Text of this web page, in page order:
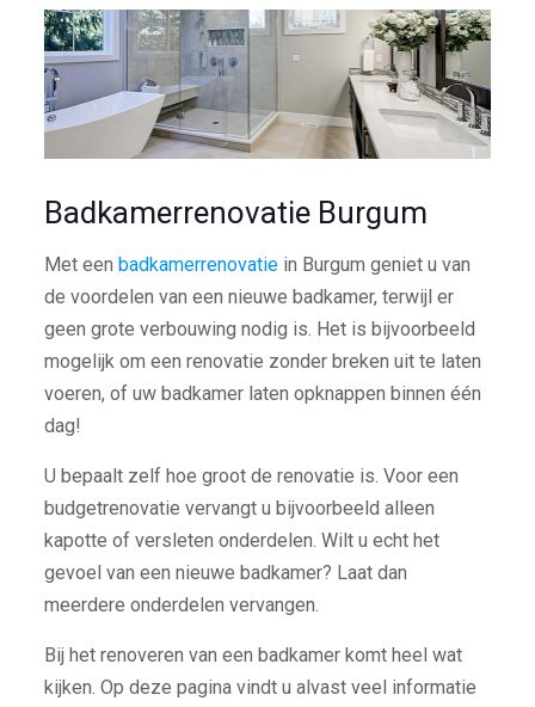
Badkamerrenovatie Burgum
Met een badkamerrenovatiein Burgum geniet u van
de voordelen van een nieuwe badkamer, terwijl er
geen grote verbouwing nodig is. Het is bijvoorbeeld
mogelijk om een renovatie zonder breken uit te laten
voeren, of uw badkamer laten opknappen binnen één
dag!
U bepaalt zelf hoe groot de renovatie is. Voor een
budgetrenovatie vervangt u bijvoorbeeld alleen
kapotte of versleten onderdelen. Wilt u echt het
gevoel van een nieuwe badkamer? Laat dan
meerdere onderdelen vervangen.
Bij het renoveren van een badkamer komt heel wat
kijken. Op deze pagina vindt u alvast veel informatie